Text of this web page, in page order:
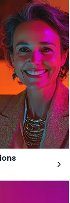
spécialement
et professions